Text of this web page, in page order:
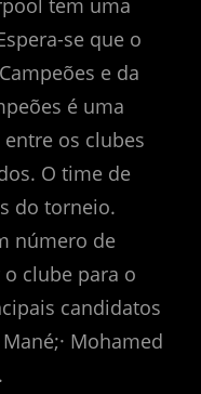
tem uma
se que o
e da
é uma
os clubes
O time de
do torneio.
número de
clube para o
candidatos
Mohamed